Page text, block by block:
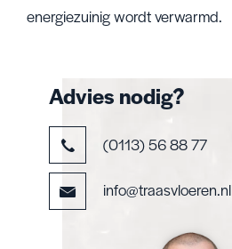
energiezuinig wordt verwarmd.
Advies nodig?
(0113) 56 88 77
info@traasvloeren.nl